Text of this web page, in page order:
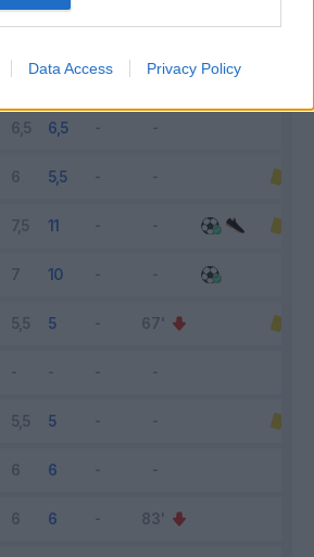
Data Access Privacy Policy